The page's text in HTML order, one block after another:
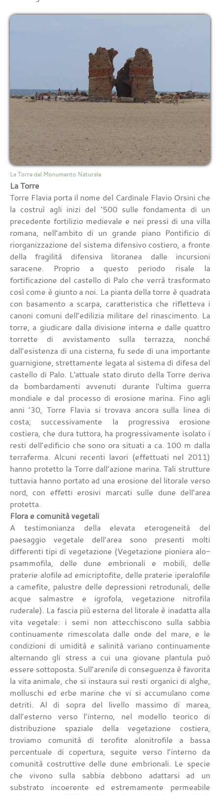
La Torre del Monumento Naturale
La Torre
Torre Flavia porta il nome del Cardinale Flavio Orsini che
la costruì agli inizi del ‘500 sulle fondamenta di un
precedente fortilizio medievale e nei pressi di una villa
romana, nell’ambito di un grande piano Pontificio di
riorganizzazione del sistema difensivo costiero, a fronte
della fragilità difensiva litoranea dalle incursioni
saracene. Proprio a questo periodo risale la
fortificazione del castello di Palo che verrà trasformato
così come è giunto a noi. La pianta della torre è quadrata
con basamento a scarpa, caratteristica che rifletteva i
canoni comuni dell’edilizia militare del rinascimento. La
torre, a giudicare dalla divisione interna e dalle quattro
torrette di avvistamento sulla terrazza, nonché
dall’esistenza di una cisterna, fu sede di una importante
guarnigione, strettamente legata al sistema di difesa del
castello di Palo. L'attuale stato diruto della Torre deriva
da bombardamenti avvenuti durante l'ultima guerra
mondiale e dal processo di erosione marina. Fino agli
anni ’30, Torre Flavia si trovava ancora sulla linea di
costa; successivamente la progressiva erosione
costiera, che dura tuttora, ha progressivamente isolato i
resti dell’edificio che sono ora situati a ca. 100 m dalla
terraferma. Alcuni recenti lavori (effettuati nel 2011)
hanno protetto la Torre dall’azione marina. Tali strutture
tuttavia hanno portato ad una erosione del litorale verso
nord, con effetti erosivi marcati sulle dune dell’area
protetta.
Flora e comunità vegetali
A testimonianza della elevata eterogeneità del
paesaggio vegetale dell’area sono presenti molti
differenti tipi di vegetazione (Vegetazione pioniera alo-
psammofila, delle dune embrionali e mobili, delle
praterie alofile ad emicriptofite, delle praterie iperalofile
a camefite, palustre delle depressioni retrodunali, delle
acque salmastre e igrofola, vegetazione nitrofila
ruderale). La fascia più esterna del litorale è inadatta alla
vita vegetale: i semi non attecchiscono sulla sabbia
continuamente rimescolata dalle onde del mare, e le
condizioni di umidità e salinità variano continuamente
alternando gli stress a cui una giovane plantula può
essere sottoposta. Sull’arenile di conseguenza è favorita
la vita animale, che si instaura sui resti organici di alghe,
molluschi ed erbe marine che vi si accumulano come
detriti. Al di sopra del livello massimo di marea,
dall’esterno verso l’interno, nel modello teorico di
distribuzione spaziale della vegetazione costiera,
troviamo comunità di terofite alonitrofile a bassa
percentuale di copertura, seguite verso l’interno da
comunità costruttive delle dune embrionali. Le specie
che vivono sulla sabbia debbono adattarsi ad un
substrato incoerente ed estremamente permeabile